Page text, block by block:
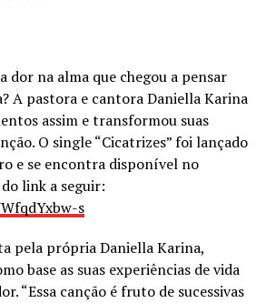
dor na alma que chegou a pensar
A pastora e cantora Daniella Karina
assim e transformou suas
O single “Cicatrizes” foi lançado
e se encontra disponível no
link a seguir:
s
pela própria Daniella Karina,
base as suas experiências de vida
“Essa canção é fruto de sucessivas